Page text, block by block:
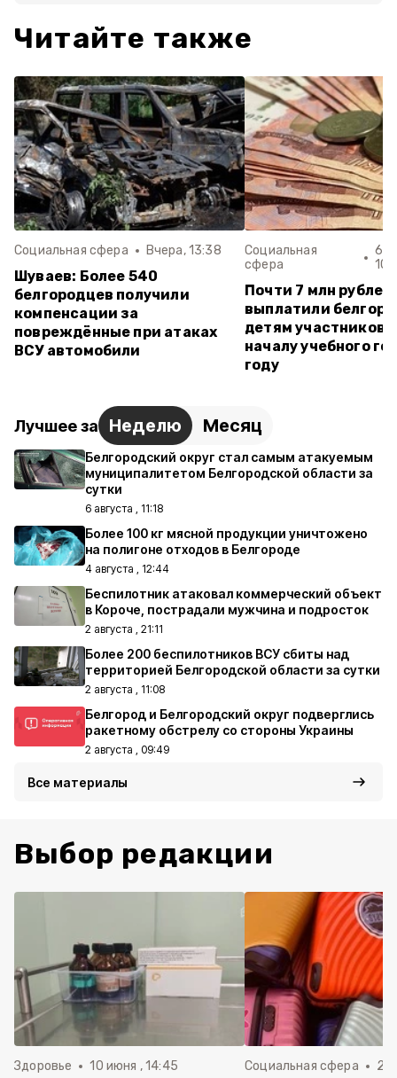
Читайте также
Социальная сфера Вчера, 13:38
Шуваев: Более 540
белгородцев получили
компенсации за
повреждённые при атаках
ВСУ автомобили
Социальная
сфера
6
Почти 7 млн рублей
выплатили
детям участников
началу учебного
году
Лучшее за Неделю Месяц
Белгородский округ стал самым атакуемым
муниципалитетом Белгородской области за
сутки
6 августа , 11:18
Более 100 кг мясной продукции уничтожено
на полигоне отходов в Белгороде
4 августа , 12:44
Беспилотник атаковал коммерческий объект
в Короче, пострадали мужчина и подросток
2 августа , 21:11
Более 200 беспилотников ВСУ сбиты над
территорией Белгородской области за сутки
2 августа , 11:08
Белгород и Белгородский округ подверглись
ракетному обстрелу со стороны Украины
2 августа , 09:49
Все материалы
Выбор редакции
Здоровье 10 июня , 14:45 Социальная сфера 20